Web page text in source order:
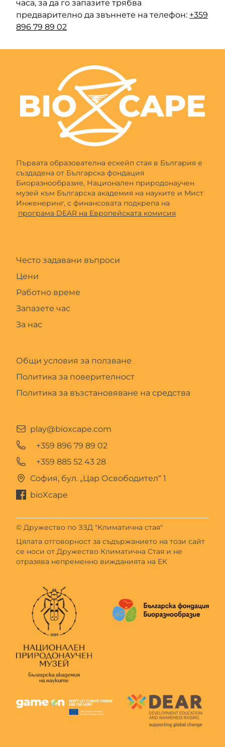
часа, за да го запазите трябва
предварително да звъннете на телефон: +359
896 79 89 02
Първата образователна ескейп стая в България е
създадена от Българска фондация
Биоразнообразие, Национален природонаучен
музей към Българска академия на науките и Мист
Инженеринг, с финансовата подкрепа на
програма DEAR на Европейската комисия
Често задавани въпроси
Цени
Работно време
Запазете час
За нас
Общи условия за ползване
Политика за поверителност
Политика за възстановяване на средства
play@bioxcape.com
+359 896 79 89 02
+359 885 52 43 28
София, бул. „Цар Освободител“ 1
bioXcape
© Дружество по ЗЗД "Климатична стая"
Цялата отговорност за съдържанието на този сайт
се носи от Дружество Климатична Стая и не
отразява непременно вижданията на ЕК